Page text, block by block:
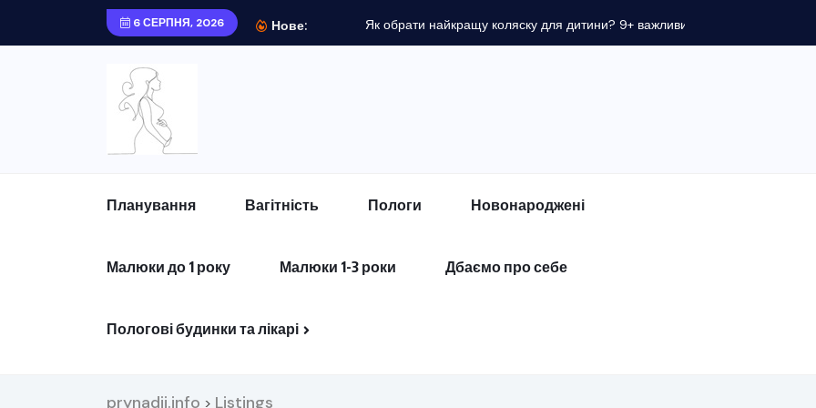
6 СЕРПНЯ, 2026 Нове:
Планування Вагітність Пологи Новонароджені
Малюки до 1 року Малюки 1-3 роки Дбаємо про себе
Пологові будинки та лікарі
prynadii.info > Listings